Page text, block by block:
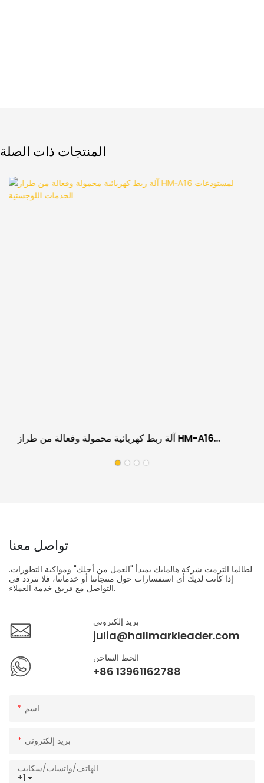
المنتجات ذات الصلة
آلة ربط كهربائية محمولة وفعالة من طراز HM-A16
تواصل معنا
لطالما التزمت شركة هالمايك بمبدأ "العمل من أجلك" ومواكبة التطورات.
إذا كانت لديك أي استفسارات حول منتجاتنا أو خدماتنا، فلا تتردد في
التواصل مع فريق خدمة العملاء.
بريد إلكتروني
julia@hallmarkleader.com
الخط الساخن
+86 13961162788
اسم
بريد إلكتروني
+1
الهاتف/واتساب/سكايب